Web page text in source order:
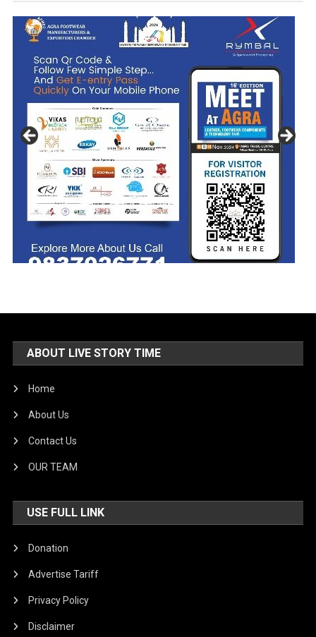
ABOUT LIVE STORY TIME
Home
About Us
Contact Us
OUR TEAM
USE FULL LINK
Donation
Advertise Tariff
Privacy Policy
Disclaimer